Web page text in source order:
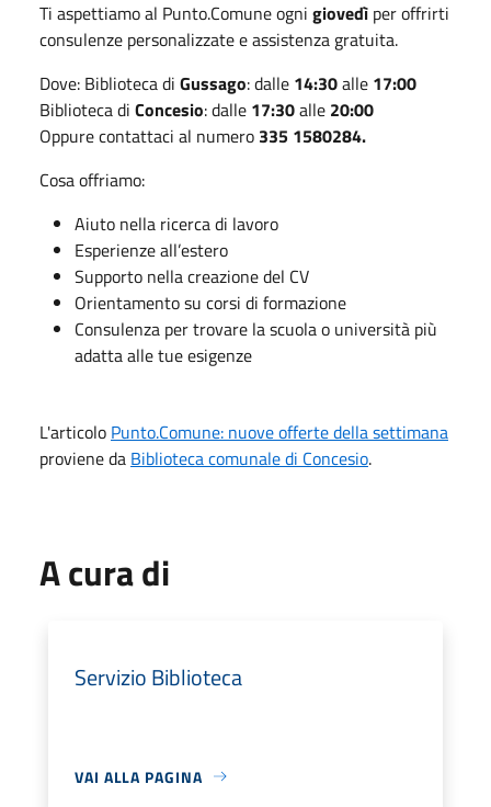
Ti aspettiamo al Punto.Comune ogni giovedì per offrirti
consulenze personalizzate e assistenza gratuita.
Dove: Biblioteca di Gussago: dalle 14:30alle 17:00
Biblioteca di Concesio: dalle 17:30alle 20:00
Oppure contattaci al numero 335 1580284.
Cosa offriamo:
Aiuto nella ricerca di lavoro
Esperienze all’estero
Supporto nella creazione del CV
Orientamento su corsi di formazione
Consulenza per trovare la scuola o università più
adatta alle tue esigenze
L'articolo Punto.Comune: nuove offerte della settimana
proviene da Biblioteca comunale di Concesio.
A cura di
Servizio Biblioteca
VAI ALLA PAGINA